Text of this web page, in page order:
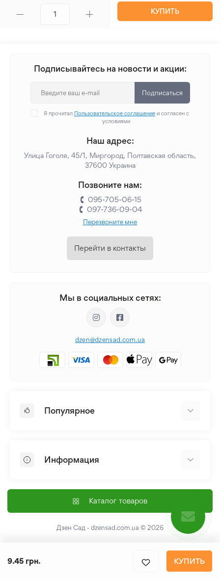
9.45 грн. КУПИТЬ
КУПИТЬ
Подписывайтесь на новости и акции:
Подписаться
Я прочитал Пользовательское соглашениеи согласен с
условиями
Наш адрес:
Улица Гоголя, 45/1, Миргород, Полтавская область,
37600 Украина
Позвоните нам:
095-705-06-15
097-736-09-04
Перезвоните мне
Перейти в контакты
Мы в социальных сетях:
dzen@dzensad.com.ua
Популярное
Лилия
Семена
Информация
Доставка и оплата
Контакты
Политика конфеденциальности
Каталог товаров
Дзен Сад - dzensad.com.ua © 2026